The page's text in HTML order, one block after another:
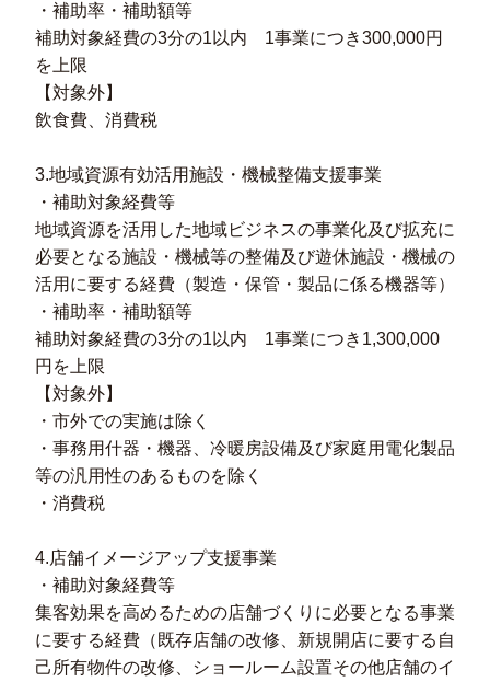
・補助率・補助額等
補助対象経費の3分の1以内 1事業につき300,000円
を上限
【対象外】
飲食費、消費税
3.地域資源有効活用施設・機械整備支援事業
・補助対象経費等
地域資源を活用した地域ビジネスの事業化及び拡充に
必要となる施設・機械等の整備及び遊休施設・機械の
活用に要する経費（製造・保管・製品に係る機器等）
・補助率・補助額等
補助対象経費の3分の1以内 1事業につき1,300,000
円を上限
【対象外】
・市外での実施は除く
・事務用什器・機器、冷暖房設備及び家庭用電化製品
等の汎用性のあるものを除く
・消費税
4.店舗イメージアップ支援事業
・補助対象経費等
集客効果を高めるための店舗づくりに必要となる事業
に要する経費（既存店舗の改修、新規開店に要する自
己所有物件の改修、ショールーム設置その他店舗のイ